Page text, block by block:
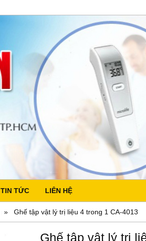
TIN TỨC LIÊN HỆ
Ghế tập vật lý trị liệu 4 trong 1 CA-4013
Ghế tập vật lý trị